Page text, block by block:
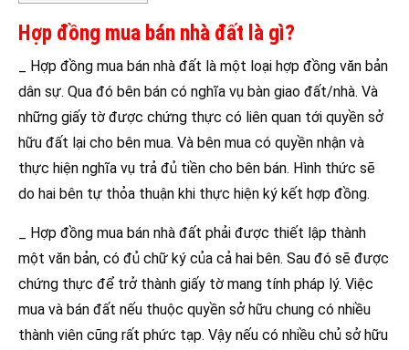
Hợp đồng mua bán nhà đất là gì?
_ Hợp đồng mua bán nhà đất là một loại hợp đồng văn bản
dân sự. Qua đó bên bán có nghĩa vụ bàn giao đất/nhà. Và
những giấy tờ được chứng thực có liên quan tới quyền sở
hữu đất lại cho bên mua. Và bên mua có quyền nhận và
thực hiện nghĩa vụ trả đủ tiền cho bên bán. Hình thức sẽ
do hai bên tự thỏa thuận khi thực hiện ký kết hợp đồng.
_ Hợp đồng mua bán nhà đất phải được thiết lập thành
một văn bản, có đủ chữ ký của cả hai bên. Sau đó sẽ được
chứng thực để trở thành giấy tờ mang tính pháp lý. Việc
mua và bán đất nếu thuộc quyền sở hữu chung có nhiều
thành viên cũng rất phức tạp. Vậy nếu có nhiều chủ sở hữu